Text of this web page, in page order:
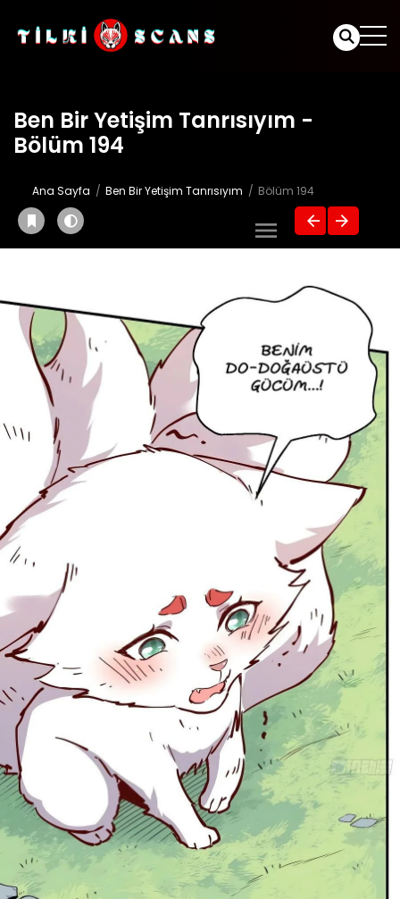
Ben Bir Yetişim Tanrısıyım -
Bölüm 194
Ana Sayfa Ben Bir Yetişim Tanrısıyım Bölüm 194